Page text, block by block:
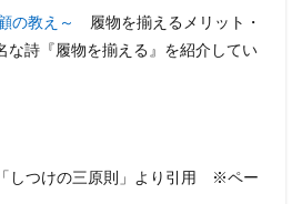
の教え～
履物を揃えるメリット・
な詩『履物を揃える』を紹介してい
しつけの三原則」より引用 ※ペー